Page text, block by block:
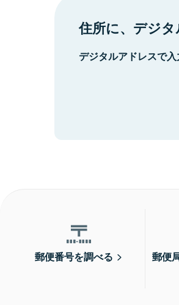
住所に、デジタ
デジタルアドレスで入
郵便番号を調べる
郵便